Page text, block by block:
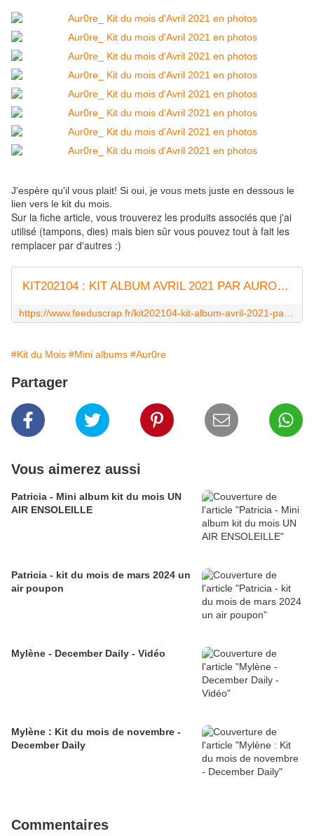
J'espère qu'il vous plait! Si oui, je vous mets juste en dessous le
lien vers le kit du mois.
Sur la fiche article, vous trouverez les produits associés que j'ai
utilisé (tampons, dies) mais bien sûr vous pouvez tout à fait les
remplacer par d'autres :)
KIT202104 : KIT ALBUM AVRIL 2021 PAR AURORE fee du scrap
#Kit du Mois #Mini albums #Aur0re
Partager
Vous aimerez aussi
Patricia - Mini album kit du mois UN
AIR ENSOLEILLE
Patricia - kit du mois de mars 2024 un
air poupon
Mylène - December Daily - Vidéo
Mylène : Kit du mois de novembre -
December Daily
Commentaires